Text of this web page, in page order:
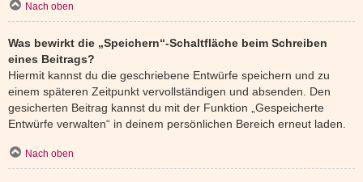
Nach oben
Was bewirkt die „Speichern“-Schaltfläche beim Schreiben
eines Beitrags?
Hiermit kannst du die geschriebene Entwürfe speichern und zu
einem späteren Zeitpunkt vervollständigen und absenden. Den
gesicherten Beitrag kannst du mit der Funktion „Gespeicherte
Entwürfe verwalten“ in deinem persönlichen Bereich erneut laden.
Nach oben